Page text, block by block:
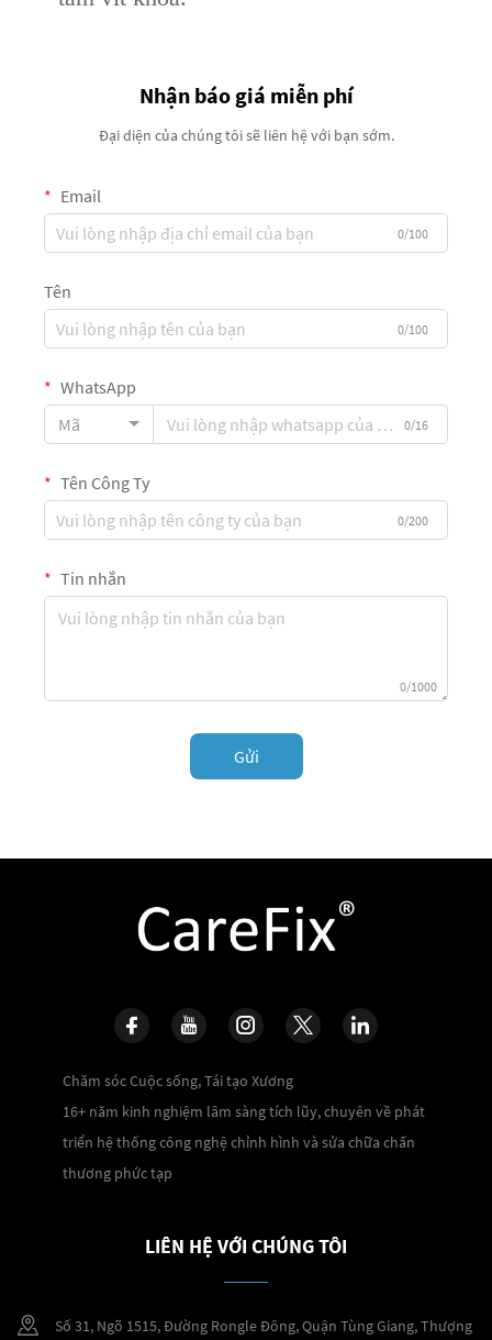
Nhận báo giá miễn phí
Đại diện của chúng tôi sẽ liên hệ với bạn sớm.
Email
0/100
Tên
0/100
WhatsApp
Mã
0/16
Tên Công Ty
0/200
Tin nhắn
0/1000
Gửi
Chăm sóc Cuộc sống, Tái tạo Xương
16+ năm kinh nghiệm lâm sàng tích lũy, chuyên về phát
triển hệ thống công nghệ chỉnh hình và sửa chữa chấn
thương phức tạp
LIÊN HỆ VỚI CHÚNG TÔI
Số 31, Ngõ 1515, Đường Rongle Đông, Quận Tùng Giang, Thượng